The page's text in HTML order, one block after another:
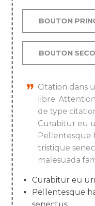
BOUTON
BOUTON
Citation dans
libre.
de type
Curabitur eu
Pellentesque
tristique
malesuada
Curabitur eu
Pellentesque